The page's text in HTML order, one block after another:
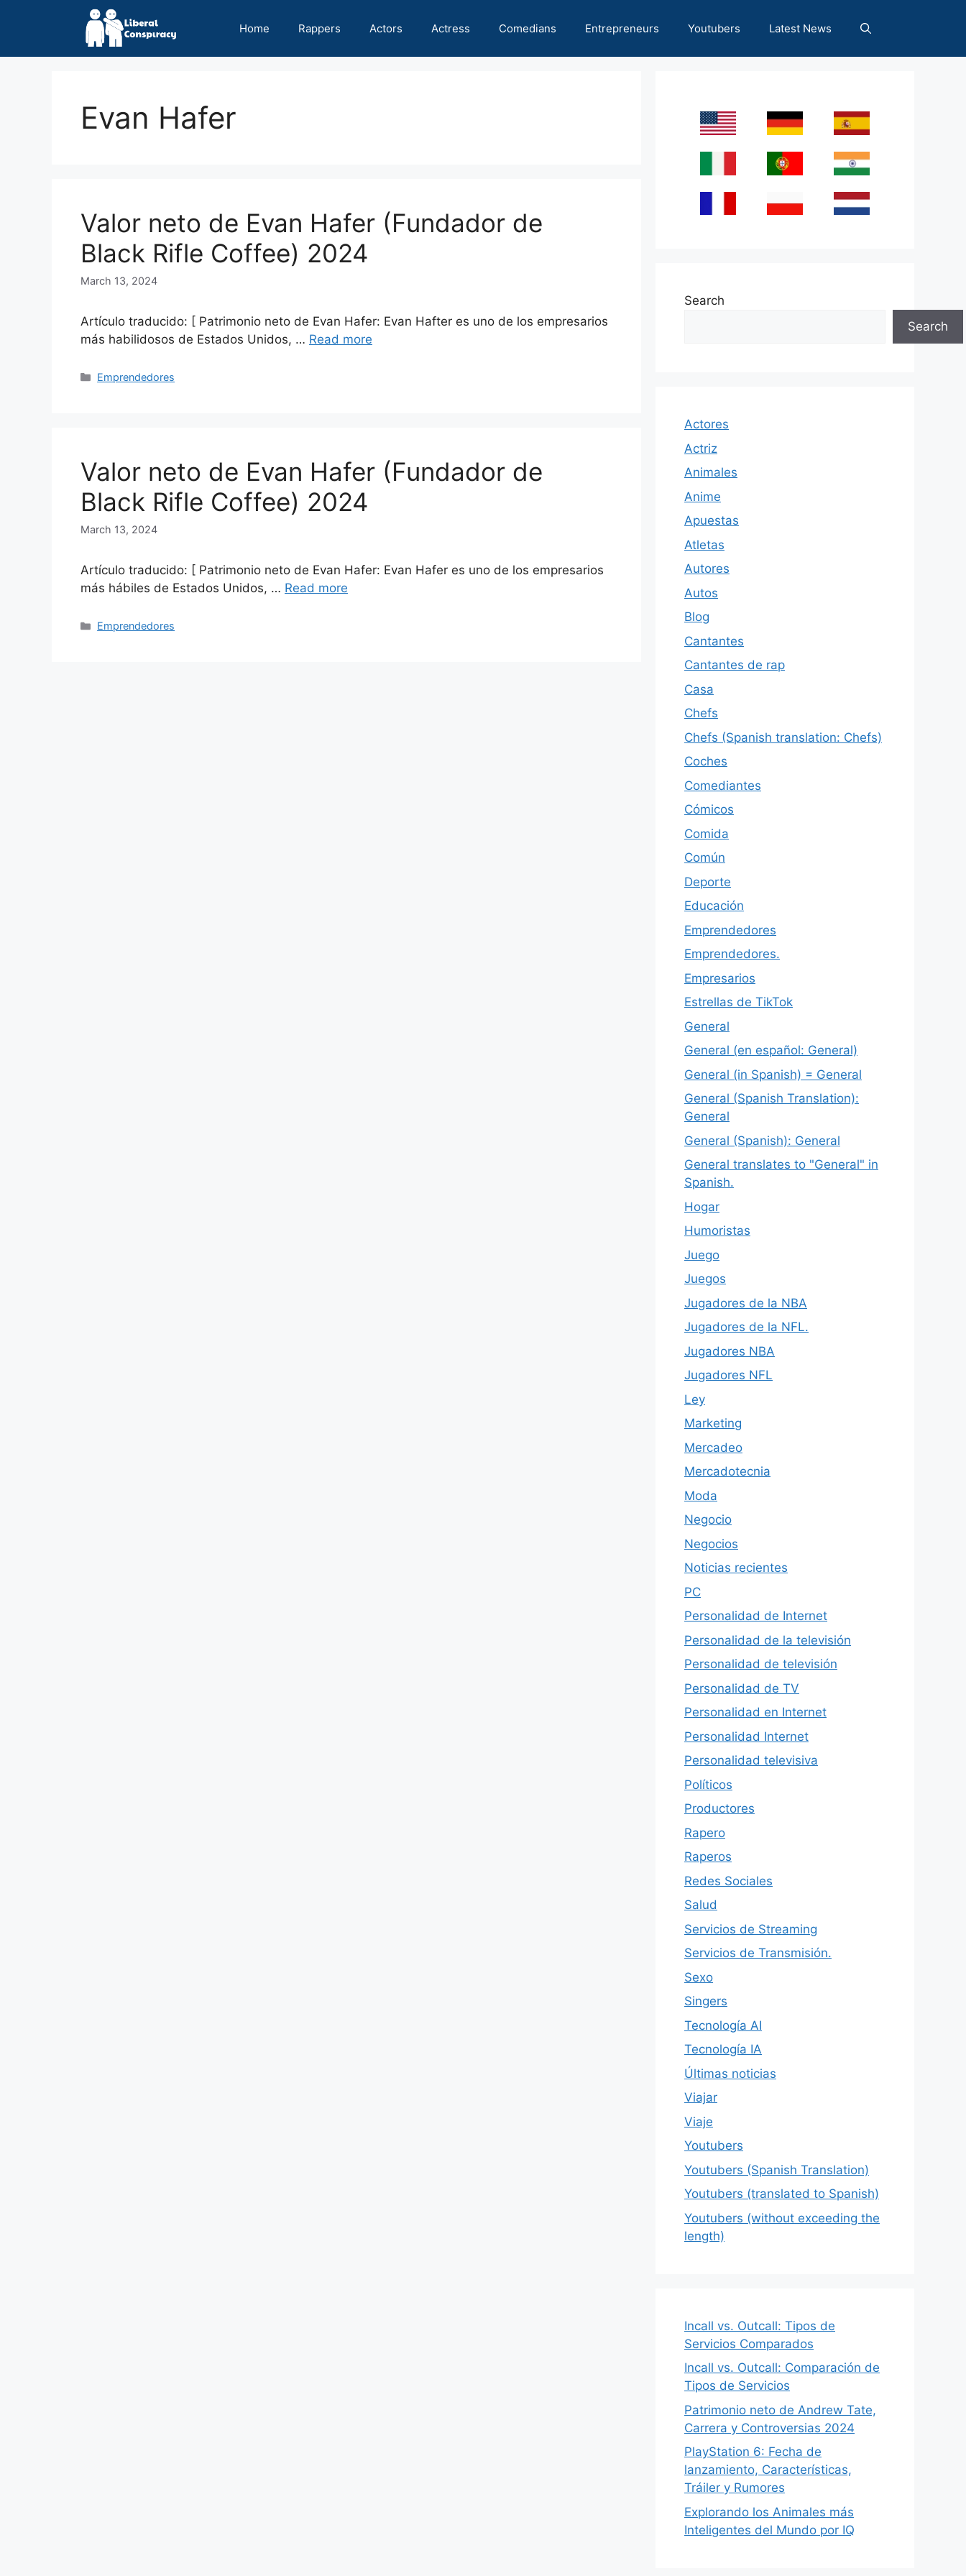
Home Rappers Actors Actress Comedians Entrepreneurs Youtubers Latest News
Evan Hafer
Valor neto de Evan Hafer (Fundador de
Black Rifle Coffee) 2024
March 13, 2024
Artículo traducido: [ Patrimonio neto de Evan Hafer: Evan Hafter es uno de los empresarios
más habilidosos de Estados Unidos, … Read more
Categories
Emprendedores
Valor neto de Evan Hafer (Fundador de
Black Rifle Coffee) 2024
March 13, 2024
Artículo traducido: [ Patrimonio neto de Evan Hafer: Evan Hafer es uno de los empresarios
más hábiles de Estados Unidos, … Read more
Categories
Emprendedores
Search
Search
Actores
Actriz
Animales
Anime
Apuestas
Atletas
Autores
Autos
Blog
Cantantes
Cantantes de rap
Casa
Chefs
Chefs (Spanish translation: Chefs)
Coches
Comediantes
Cómicos
Comida
Común
Deporte
Educación
Emprendedores
Emprendedores.
Empresarios
Estrellas de TikTok
General
General (en español: General)
General (in Spanish) = General
General (Spanish Translation):
General
General (Spanish): General
General translates to "General" in
Spanish.
Hogar
Humoristas
Juego
Juegos
Jugadores de la NBA
Jugadores de la NFL.
Jugadores NBA
Jugadores NFL
Ley
Marketing
Mercadeo
Mercadotecnia
Moda
Negocio
Negocios
Noticias recientes
PC
Personalidad de Internet
Personalidad de la televisión
Personalidad de televisión
Personalidad de TV
Personalidad en Internet
Personalidad Internet
Personalidad televisiva
Políticos
Productores
Rapero
Raperos
Redes Sociales
Salud
Servicios de Streaming
Servicios de Transmisión.
Sexo
Singers
Tecnología AI
Tecnología IA
Últimas noticias
Viajar
Viaje
Youtubers
Youtubers (Spanish Translation)
Youtubers (translated to Spanish)
Youtubers (without exceeding the
length)
Incall vs. Outcall: Tipos de
Servicios Comparados
Incall vs. Outcall: Comparación de
Tipos de Servicios
Patrimonio neto de Andrew Tate,
Carrera y Controversias 2024
PlayStation 6: Fecha de
lanzamiento, Características,
Tráiler y Rumores
Explorando los Animales más
Inteligentes del Mundo por IQ